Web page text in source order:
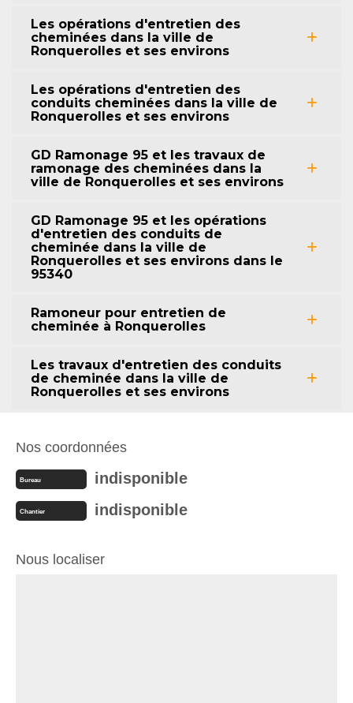
Les opérations d'entretien des
cheminées dans la ville de
Ronquerolles et ses environs
Les opérations d'entretien des
conduits cheminées dans la ville de
Ronquerolles et ses environs
GD Ramonage 95 et les travaux de
ramonage des cheminées dans la
ville de Ronquerolles et ses environs
GD Ramonage 95 et les opérations
d'entretien des conduits de
cheminée dans la ville de
Ronquerolles et ses environs dans le
95340
Ramoneur pour entretien de
cheminée à Ronquerolles
Les travaux d'entretien des conduits
de cheminée dans la ville de
Ronquerolles et ses environs
Nos coordonnées
Bureau indisponible
Chantier indisponible
Nous localiser